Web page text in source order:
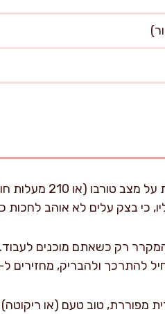
כי בצק עלים לא אוהב לחכות
רק כשאתם מוכנים לעבוד.
מחזירים ל-10 דקות למקרר לפני שממשיכים.
מפוררת, טוב טעם (או